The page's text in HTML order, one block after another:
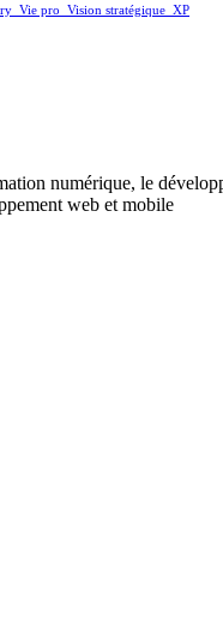
_Vie pro _Vision stratégique _XP
numérique, le
web et mobile